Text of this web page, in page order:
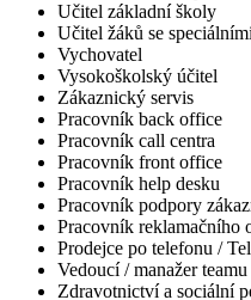
Učitel základní školy
Učitel žáků se
Vychovatel
Vysokoškolský účitel
Zákaznický servis
Pracovník back office
Pracovník call centra
Pracovník front office
Pracovník help desku
Pracovník podpory
Pracovník reklamačního
Prodejce po telefonu /
Vedoucí / manažer teamu
Zdravotnictví a sociální